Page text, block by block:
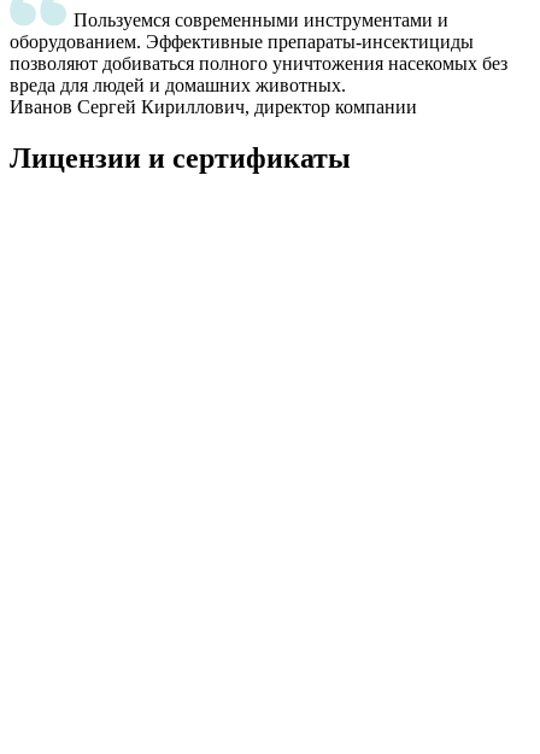
Пользуемся современными инструментами и
оборудованием. Эффективные препараты-инсектициды
позволяют добиваться полного уничтожения насекомых без
вреда для людей и домашних животных.
Иванов Сергей Кириллович, директор компании
Лицензии и сертификаты